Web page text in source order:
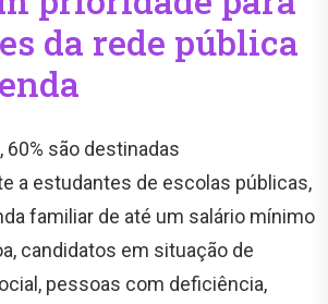
da rede pública
60% são destinadas
a estudantes de escolas públicas,
familiar de até um salário mínimo
candidatos em situação de
pessoas com deficiência,